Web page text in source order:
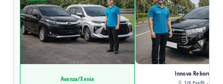
Avanza/Xenia
Innova Reborn
1/6 Pax -